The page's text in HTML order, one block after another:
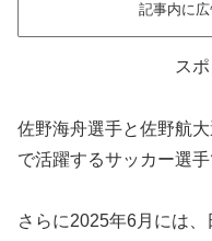
記事内に広
ス
佐野海舟選手と佐野航
で活躍するサッカー選手
さらに2025年6月には